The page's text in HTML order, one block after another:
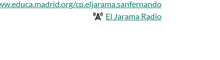
centro:
cp.eljarama.sanfernando
Radio del centro:
El Jarama Radio
- San Fernando de